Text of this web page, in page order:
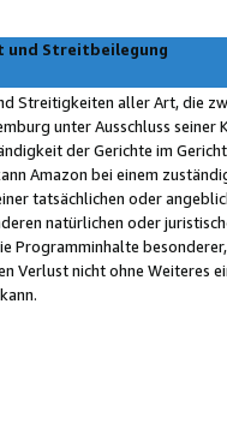
und Streitbeilegung
Streitigkeiten aller Art, die
unter Ausschluss
der Gerichte im
Amazon bei einem
tatsächlichen oder
natürlichen oder
Programminhalte
Verlust nicht ohne Weiteres